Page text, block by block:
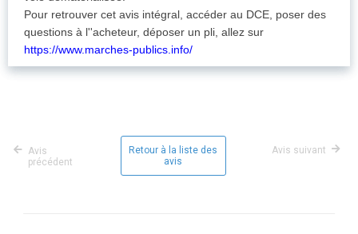
Pour retrouver cet avis intégral, accéder au DCE, poser des
questions à l''acheteur, déposer un pli, allez sur
https://www.marches-publics.info/
Avis
précédent
Retour à la liste des
avis
Avis suivant